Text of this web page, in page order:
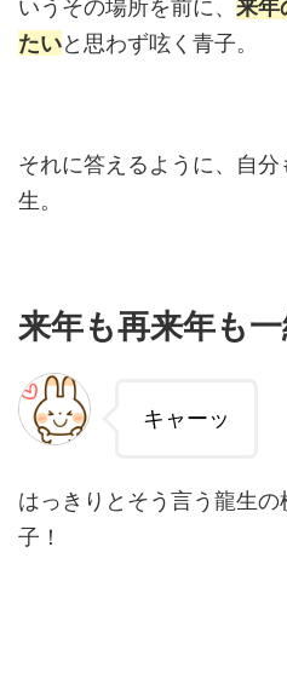
いうその場所を前に、 来年
たいと思わず呟く青子。
それに答えるように、自
生。
来年も再来年も
キャーッ
はっきりとそう言う龍生
子！